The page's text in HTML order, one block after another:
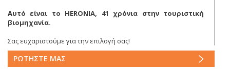
Αυτό είναι το HERONIA, 41 χρόνια στην τουριστική
βιομηχανία.
Σας ευχαριστούμε για την επιλογή σας!
ΡΩΤΗΣΤΕ ΜΑΣ